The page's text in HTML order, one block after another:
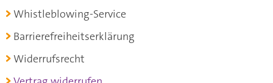
Whistleblowing-Service
Barrierefreiheitserklärung
Widerrufsrecht